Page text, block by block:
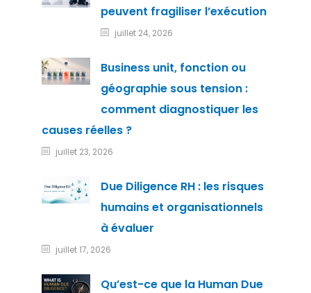
peuvent fragiliser l’exécution
juillet 24, 2026
Business unit, fonction ou
géographie sous tension :
comment diagnostiquer les
causes réelles ?
juillet 23, 2026
Due Diligence RH : les risques
humains et organisationnels
à évaluer
juillet 17, 2026
Qu’est-ce que la Human Due